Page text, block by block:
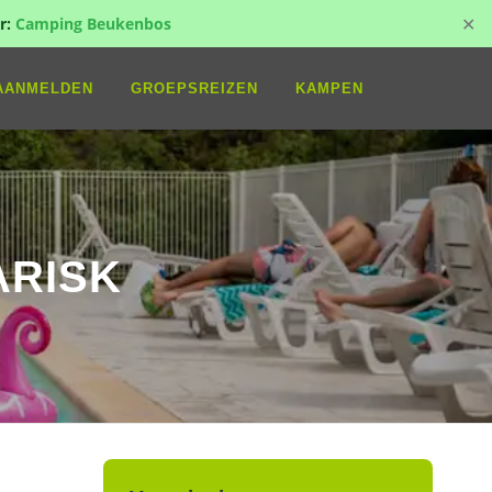
Camping Beukenbos ✕
GROEPSREIZEN KAMPEN